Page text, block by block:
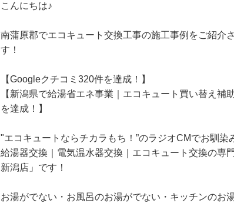
こんにちは♪
南蒲原郡でエコキュート交換工事の施工事例をご紹介
す！
【Googleクチコミ320件を達成！】
【新潟県で給湯省エネ事業｜エコキュート買い替え補
を達成！】
"エコキュートならチカラもち！”のラジオCMでお馴染
給湯器交換｜電気温水器交換｜エコキュート交換の専
新潟店」です！
お湯がでない・お風呂のお湯がでない・キッチンのお